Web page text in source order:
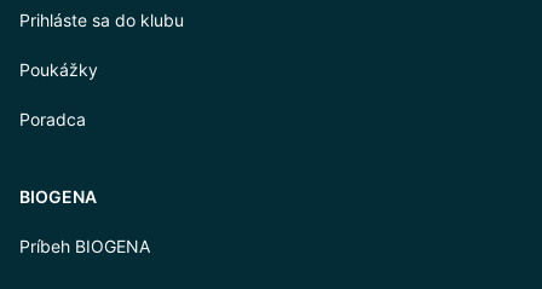
Prihláste sa do klubu
Poukážky
Poradca
BIOGENA
Príbeh BIOGENA